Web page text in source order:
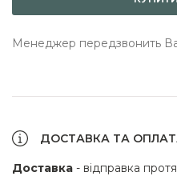
Менеджер передзвонить
ДОСТАВКА ТА
Доставка - відправка